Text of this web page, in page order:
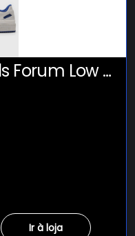
Forum Low Cl
Ir à loja